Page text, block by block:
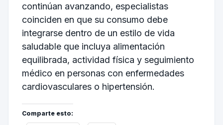
continúan avanzando, especialistas
coinciden en que su consumo debe
integrarse dentro de un estilo de vida
saludable que incluya alimentación
equilibrada, actividad física y seguimiento
médico en personas con enfermedades
cardiovasculares o hipertensión.
Comparte esto: